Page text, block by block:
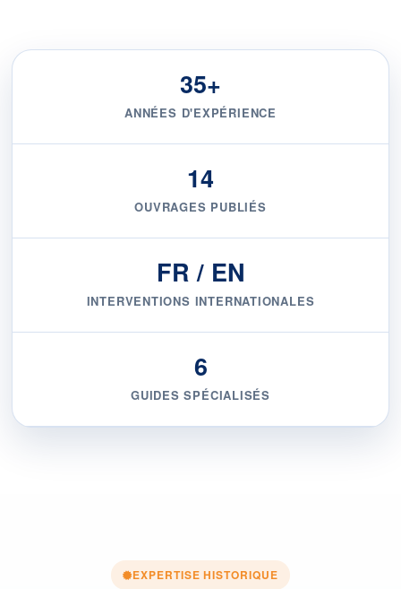
35+
ANNÉES D'EXPÉRIENCE
14
OUVRAGES PUBLIÉS
FR / EN
INTERVENTIONS INTERNATIONALES
6
GUIDES SPÉCIALISÉS
EXPERTISE HISTORIQUE